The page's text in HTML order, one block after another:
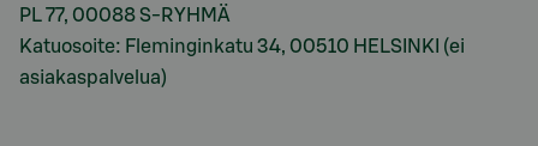
PL 77, 00088 S-RYHMÄ
Katuosoite: Fleminginkatu 34, 00510 HELSINKI (ei
asiakaspalvelua)